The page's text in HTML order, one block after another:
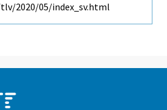
2020/05/index_sv.html